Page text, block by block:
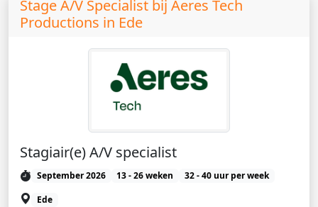
Stage A/V Specialist bij Aeres Tech
Productions in Ede
Stagiair(e) A/V specialist
September 2026 13 - 26 weken
32 - 40 uur per week
Ede